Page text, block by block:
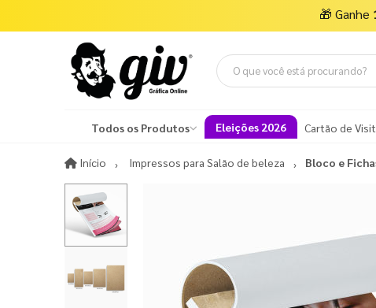
🎁 Ganhe
Todos os Produtos Eleições 2026 Cartão de
Início InícioImpressos para Salão de beleza Bloco e